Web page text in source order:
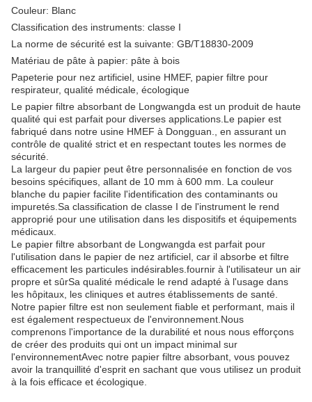
Couleur: Blanc
Classification des instruments: classe I
La norme de sécurité est la suivante: GB/T18830-2009
Matériau de pâte à papier: pâte à bois
Papeterie pour nez artificiel, usine HMEF, papier filtre pour
respirateur, qualité médicale, écologique
Le papier filtre absorbant de Longwangda est un produit de haute
qualité qui est parfait pour diverses applications.Le papier est
fabriqué dans notre usine HMEF à Dongguan., en assurant un
contrôle de qualité strict et en respectant toutes les normes de
sécurité.
La largeur du papier peut être personnalisée en fonction de vos
besoins spécifiques, allant de 10 mm à 600 mm. La couleur
blanche du papier facilite l'identification des contaminants ou
impuretés.Sa classification de classe I de l'instrument le rend
approprié pour une utilisation dans les dispositifs et équipements
médicaux.
Le papier filtre absorbant de Longwangda est parfait pour
l'utilisation dans le papier de nez artificiel, car il absorbe et filtre
efficacement les particules indésirables.fournir à l'utilisateur un air
propre et sûrSa qualité médicale le rend adapté à l'usage dans
les hôpitaux, les cliniques et autres établissements de santé.
Notre papier filtre est non seulement fiable et performant, mais il
est également respectueux de l'environnement.Nous
comprenons l'importance de la durabilité et nous nous efforçons
de créer des produits qui ont un impact minimal sur
l'environnementAvec notre papier filtre absorbant, vous pouvez
avoir la tranquillité d'esprit en sachant que vous utilisez un produit
à la fois efficace et écologique.